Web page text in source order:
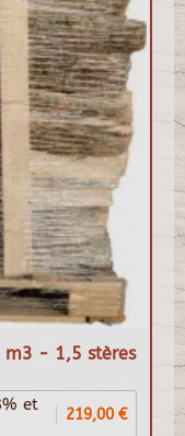
m3 - 1,5 stères
et
219,00 €